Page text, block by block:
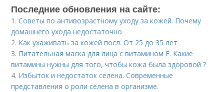
Последние обновления на сайте:
1.Советы по антивозрастному уходу за кожей. Почему
домашнего ухода недостаточно
2. Как ухаживать за кожей посл. От 25 до 35 лет
3. Питательная маска для лица с витамином Е. Какие
витамины нужны для того, чтобы кожа была здоровой ?
4. Избыток и недостаток селена. Современные
представления о роли селена в организме.